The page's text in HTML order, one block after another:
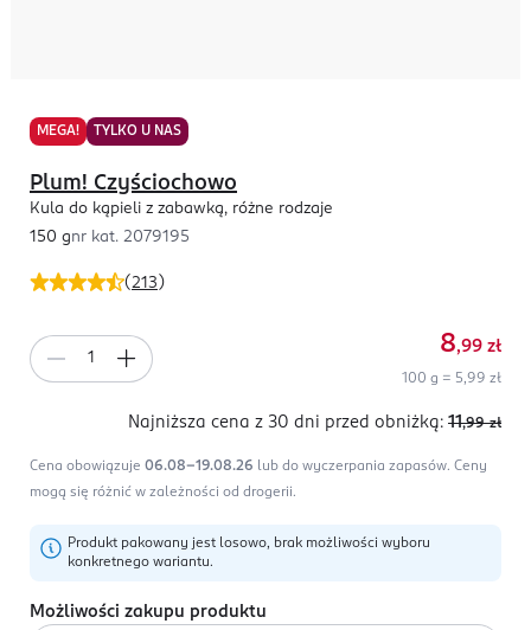
MEGA! TYLKO U NAS
(213 )
Plum! Czyściochowo
Kula do kąpieli z zabawką, różne rodzaje
150 gnr kat. 2079195
8,99 zł
100 g = 5,99 zł
Najniższa cena z 30 dni przed obniżką: 11,99 zł
Cena obowiązuje 06.08-19.08.26 lub do wyczerpania zapasów. Ceny
mogą się różnić w zależności od drogerii.
Produkt pakowany jest losowo, brak możliwości wyboru
konkretnego wariantu.
Możliwości zakupu produktu